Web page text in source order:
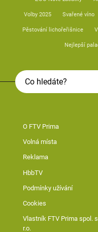
Volby 2025 Svařené víno
Pěstování lichořeřišnice
Nejlepší
O FTV Prima
Volná místa
Reklama
HbbTV
Podmínky užívání
Cookies
Vlastník FTV Prima spol. s
r.o.